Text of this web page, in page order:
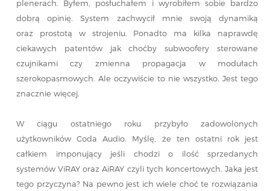
plenerach. Byłem, posłuchałem i wyrobiłem sobie bardzo
dobrą opinię. System zachwycił mnie swoją dynamiką
oraz prostotą w strojeniu. Ponadto ma kilka naprawdę
ciekawych patentów jak choćby subwoofery sterowane
czujnikami czy zmienna propagacja w modułach
szerokopasmowych. Ale oczywiście to nie wszystko. Jest tego
znacznie więcej.
W ciągu ostatniego roku przybyło zadowolonych
użytkowników Coda Audio. Myślę, że ten ostatni rok jest
całkiem imponujący jeśli chodzi o ilość sprzedanych
systemów ViRAY oraz AiRAY czyli tych koncertowych. Jaka jest
tego przyczyna? Na pewno jest ich wiele choć te rozwiązania